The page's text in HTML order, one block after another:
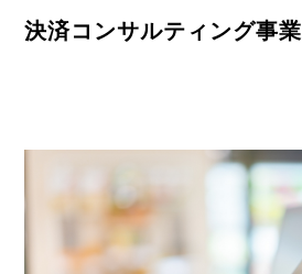
決済コンサルティング事業